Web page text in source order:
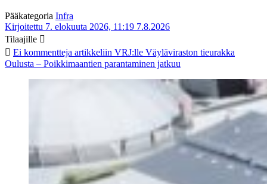
Pääkategoria Infra
Kirjoitettu 7. elokuuta 2026, 11:19 7.8.2026
Tilaajille
Ei kommentteja artikkeliin VRJ:lle Väyläviraston tieurakka
Oulusta – Poikkimaantien parantaminen jatkuu